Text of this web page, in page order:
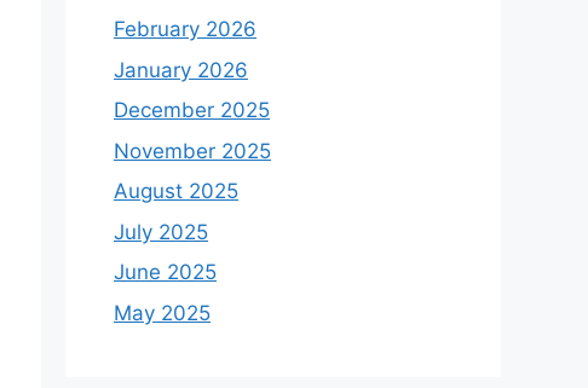
February 2026
January 2026
December 2025
November 2025
August 2025
July 2025
June 2025
May 2025